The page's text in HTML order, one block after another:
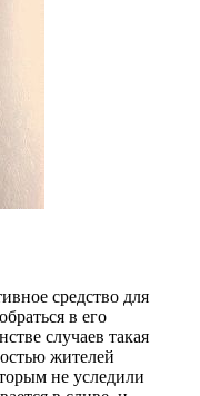
средство для
в его
случаев такая
жителей
не уследили